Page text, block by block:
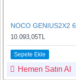
10.093,05TL
Sepete Ekle
Hemen Satın Al